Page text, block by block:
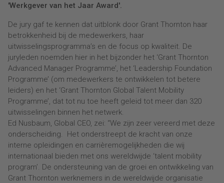
'Werkgever van het Jaar Award'.
De jury gaf te kennen dat uitblonk door Grant Thornton haar
betrokkenheid bij de medewerkers, haar
uitwisselingsprogramma’s en de focus op kwaliteit. De
juryleden noemden hier in het bijzonder het ‘Grant Thornton
Advanced Manager Programme’, het ‘Leadership Foundation
Programme’ (om medewerkers te ontwikkelen tot betere
leiders) en het ‘Grant Thornton Global Talent Mobility
Programme’, dat tot nu toe heeft geleid tot meer dan 320
uitwisselingen binnen het netwerk.
Ed Nusbaum, Global CEO, zei: “We zijn zeer vereerd met deze
onderscheiding. Het onderstreept de kracht van onze
interne opleidingen en carrièremogelijkheden die wij
internationaal bieden met ons wereldwijde ‘talent mobility
program’. De ondersteuning van de groei en ontwikkeling van
Grant Thornton werknemers in de wereldwijde organisatie